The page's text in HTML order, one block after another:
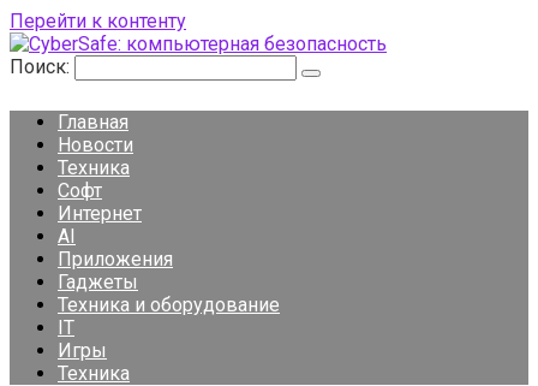
Перейти к контенту
Поиск:
Главная
Новости
Техника
Софт
Интернет
AI
Приложения
Гаджеты
Техника и оборудование
IT
Игры
Техника